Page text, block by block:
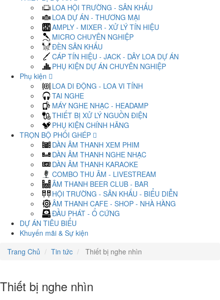
LOA HỘI TRƯỜNG - SÂN KHẤU
LOA DỰ ÁN - THƯƠNG MẠI
AMPLY - MIXER - XỬ LÝ TÍN HIỆU
MICRO CHUYÊN NGHIỆP
ĐÈN SÂN KHẤU
CÁP TÍN HIỆU - JACK - DÂY LOA DỰ ÁN
PHỤ KIỆN DỰ ÁN CHUYÊN NGHIỆP
Phụ kiện
LOA DI ĐỘNG - LOA VI TÍNH
TAI NGHE
MÁY NGHE NHẠC - HEADAMP
THIẾT BỊ XỬ LÝ NGUỒN ĐIỆN
PHỤ KIỆN CHÍNH HÃNG
TRỌN BỘ PHỐI GHÉP
DÀN ÂM THANH XEM PHIM
DÀN ÂM THANH NGHE NHẠC
DÀN ÂM THANH KARAOKE
COMBO THU ÂM - LIVESTREAM
ÂM THANH BEER CLUB - BAR
HỘI TRƯỜNG - SÂN KHẤU - BIỂU DIỄN
ÂM THANH CAFE - SHOP - NHÀ HÀNG
ĐẦU PHÁT - Ổ CỨNG
DỰ ÁN TIÊU BIỂU
Khuyến mãi & Sự kiện
Trang Chủ
Tin tức Thiết bị nghe nhìn
Thiết bị nghe nhìn